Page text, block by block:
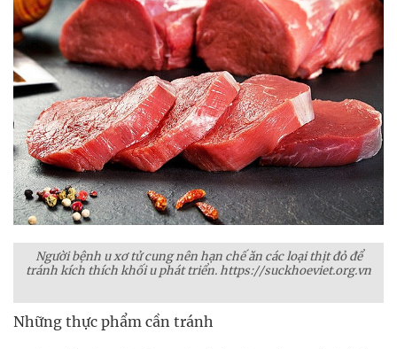
Người bệnh u xơ tử cung nên hạn chế ăn các loại thịt đỏ để
tránh kích thích khối u phát triển. https://suckhoeviet.org.vn
Những thực phẩm cần tránh